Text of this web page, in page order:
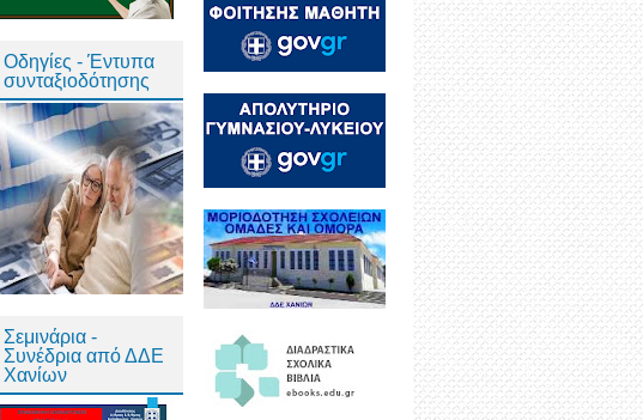
Οδηγίες - Έντυπα
συνταξιοδότησης
Σεμινάρια -
Συνέδρια από ΔΔΕ
Χανίων